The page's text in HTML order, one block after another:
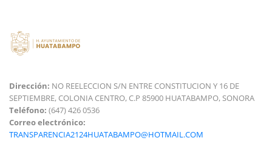
Dirección: NO REELECCION S/N ENTRE CONSTITUCION Y 16 DE
SEPTIEMBRE, COLONIA CENTRO, C.P 85900 HUATABAMPO, SONORA
Teléfono: (647) 426 0536
Correo electrónico:
TRANSPARENCIA2124HUATABAMPO@HOTMAIL.COM